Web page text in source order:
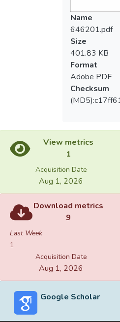
Name
646201.pdf
Size
401.83 KB
Format
Adobe PDF
Checksum
View metrics
1
Acquisition Date
Aug 1, 2026
Download metrics
9
Last Week
1
Acquisition Date
Aug 1, 2026
Google Scholar